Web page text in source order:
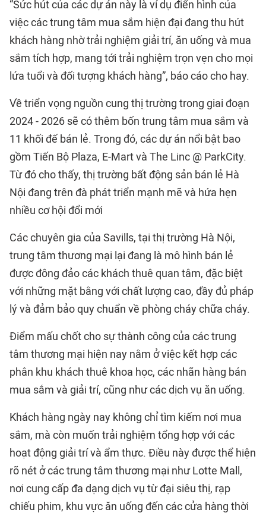
“Sức hút của các dự án này là ví dụ điển hình của
việc các trung tâm mua sắm hiện đại đang thu hút
khách hàng nhờ trải nghiệm giải trí, ăn uống và mua
sắm tích hợp, mang tới trải nghiệm trọn vẹn cho mọi
lứa tuổi và đối tượng khách hàng”, báo cáo cho hay.
Về triển vọng nguồn cung thị trường trong giai đoạn
2024 - 2026 sẽ có thêm bốn trung tâm mua sắm và
11 khối đế bán lẻ. Trong đó, các dự án nổi bật bao
gồm Tiến Bộ Plaza, E-Mart và The Linc @ ParkCity.
Từ đó cho thấy, thị trường bất động sản bán lẻ Hà
Nội đang trên đà phát triển mạnh mẽ và hứa hẹn
nhiều cơ hội đổi mới
Các chuyên gia của Savills, tại thị trường Hà Nội,
trung tâm thương mại lại đang là mô hình bán lẻ
được đông đảo các khách thuê quan tâm, đặc biệt
với những mặt bằng với chất lượng cao, đầy đủ pháp
lý và đảm bảo quy chuẩn về phòng cháy chữa cháy.
Điểm mấu chốt cho sự thành công của các trung
tâm thương mại hiện nay nằm ở việc kết hợp các
phân khu khách thuê khoa học, các nhãn hàng bán
mua sắm và giải trí, cũng như các dịch vụ ăn uống.
Khách hàng ngày nay không chỉ tìm kiếm nơi mua
sắm, mà còn muốn trải nghiệm tổng hợp với các
hoạt động giải trí và ẩm thực. Điều này được thể hiện
rõ nét ở các trung tâm thương mại như Lotte Mall,
nơi cung cấp đa dạng dịch vụ từ đại siêu thị, rạp
chiếu phim, khu vực ăn uống đến các cửa hàng thời